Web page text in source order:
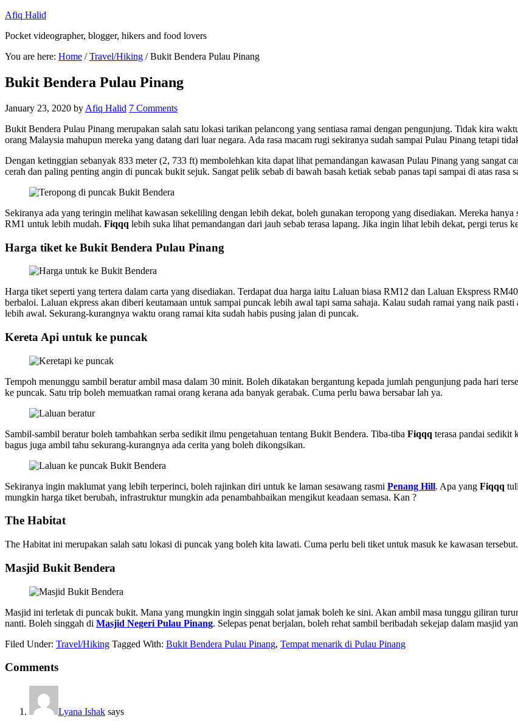
Afiq Halid
Pocket videographer, blogger, hikers and food lovers
You are here: Home / Travel/Hiking /Bukit Bendera Pulau Pinang
Bukit Bendera Pulau Pinang
January 23, 2020 by Afiq Halid 7 Comments
Bukit Bendera Pulau Pinang merupakan salah satu lokasi tarikan pelancong yang sentiasa ramai dengan pengunjung. Tidak kira
orang Malaysia mahupun mereka yang datang dari luar negara. Ada rasa macam rugi sekiranya sudah sampai Pulau Pinang tetapi
Dengan ketinggian sebanyak 833 meter (2, 733 ft) membolehkan kita dapat lihat pemandangan kawasan Pulau Pinang yang sangat
cerah dan paling penting angin di puncak bukit sejuk. Sangat pelik sebab di bawah basah ketiak sebab panas tapi sampai di atas rasa
Sekiranya ada yang teringin melihat kawasan sekeliling dengan lebih dekat, boleh gunakan teropong yang disediakan. Mereka
RM1 untuk lebih mudah. Fiqqq lebih suka lihat pemandangan dari jauh sebab terasa lapang. Jika ingin lihat lebih dekat, pergi terus
Harga tiket ke Bukit Bendera Pulau Pinang
Harga tiket seperti yang tertera dalam carta yang disediakan. Terdapat dua harga iaitu Laluan biasa RM12 dan Laluan Ekspress
berbaloi. Laluan ekpress akan diberi keutamaan untuk sampai puncak lebih awal tapi sama sahaja. Kalau sudah ramai yang naik
lebih awal. Sekurang-kurangnya waktu orang ramai kita sudah habis pusing jalan di puncak.
Kereta Api untuk ke puncak
Tempoh menunggu sambil beratur ambil masa dalam 30 minit. Boleh dikatakan bergantung kepada jumlah pengunjung pada hari
ke puncak. Satu trip boleh memuatkan ramai orang kerana ada banyak gerabak. Cuma perlu bawa bersabar lah ya.
Sambil-sambil beratur boleh tambahkan serba sedikit ilmu pengetahuan tentang Bukit Bendera. Tiba-tiba Fiqqq terasa pandai sedikit
bagus juga ambil tahu sekurang-kurangnya ada cerita yang boleh dikongsikan.
Sekiranya ingin maklumat yang lebih terperinci, boleh rajinkan diri untuk ke laman sesawang rasmi Penang Hill. Apa yang Fiqqq
mungkin harga tiket berubah, infrastruktur mungkin ada penambahbaikan mengikut keadaan semasa. Kan ?
The Habitat
The Habitat ini merupakan salah satu lokasi di puncak yang boleh kita lawati. Cuma perlu beli tiket untuk masuk ke kawasan
Masjid Bukit Bendera
Masjid ini terletak di puncak bukit. Mana yang mungkin ingin singgah solat jamak boleh ke sini. Akan ambil masa tunggu giliran
nanti. Boleh singgah di Masjid Negeri Pulau Pinang. Selepas penat berjalan, boleh rehat sambil beribadah sekejap dalam masjid
Filed Under: Travel/Hiking Tagged With: Bukit Bendera Pulau Pinang, Tempat menarik di Pulau Pinang
Comments
Lyana Ishak says